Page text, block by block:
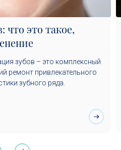
что это такое,
зубов – это комплексный
ремонт привлекательного
зубного ряда.